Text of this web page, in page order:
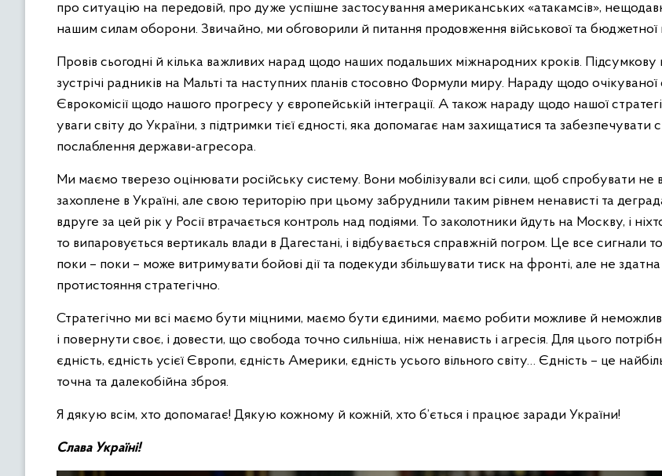
про ситуацію на передовій, про дуже успішне застосування американських «атакамсів»,
нашим силам оборони. Звичайно, ми обговорили й питання продовження військової та бюджетної
Провів сьогодні й кілька важливих нарад щодо наших подальших міжнародних кроків.
зустрічі радників на Мальті та наступних планів стосовно Формули миру. Нараду щодо очікуваної
Єврокомісії щодо нашого прогресу у європейській інтеграції. А також нараду щодо нашої
уваги світу до України, з підтримки тієї єдності, яка допомагає нам захищатися та забезпечувати
послаблення держави-агресора.
Ми маємо тверезо оцінювати російську систему. Вони мобілізували всі сили, щоб спробувати не
захоплене в Україні, але свою територію при цьому забруднили таким рівнем ненависті та
вдруге за цей рік у Росії втрачається контроль над подіями. То заколотники йдуть на Москву, і
то випаровується вертикаль влади в Дагестані, і відбувається справжній погром. Це все сигнали
поки – поки – може витримувати бойові дії та подекуди збільшувати тиск на фронті, але не
протистояння стратегічно.
Стратегічно ми всі маємо бути міцними, маємо бути єдиними, маємо робити можливе й
і повернути своє, і довести, що свобода точно сильніша, ніж ненависть і агресія. Для цього
єдність, єдність усієї Європи, єдність Америки, єдність усього вільного світу… Єдність – це
точна та далекобійна зброя.
Я дякую всім, хто допомагає! Дякую кожному й кожній, хто б’ється і працює заради України!
Слава Україні!